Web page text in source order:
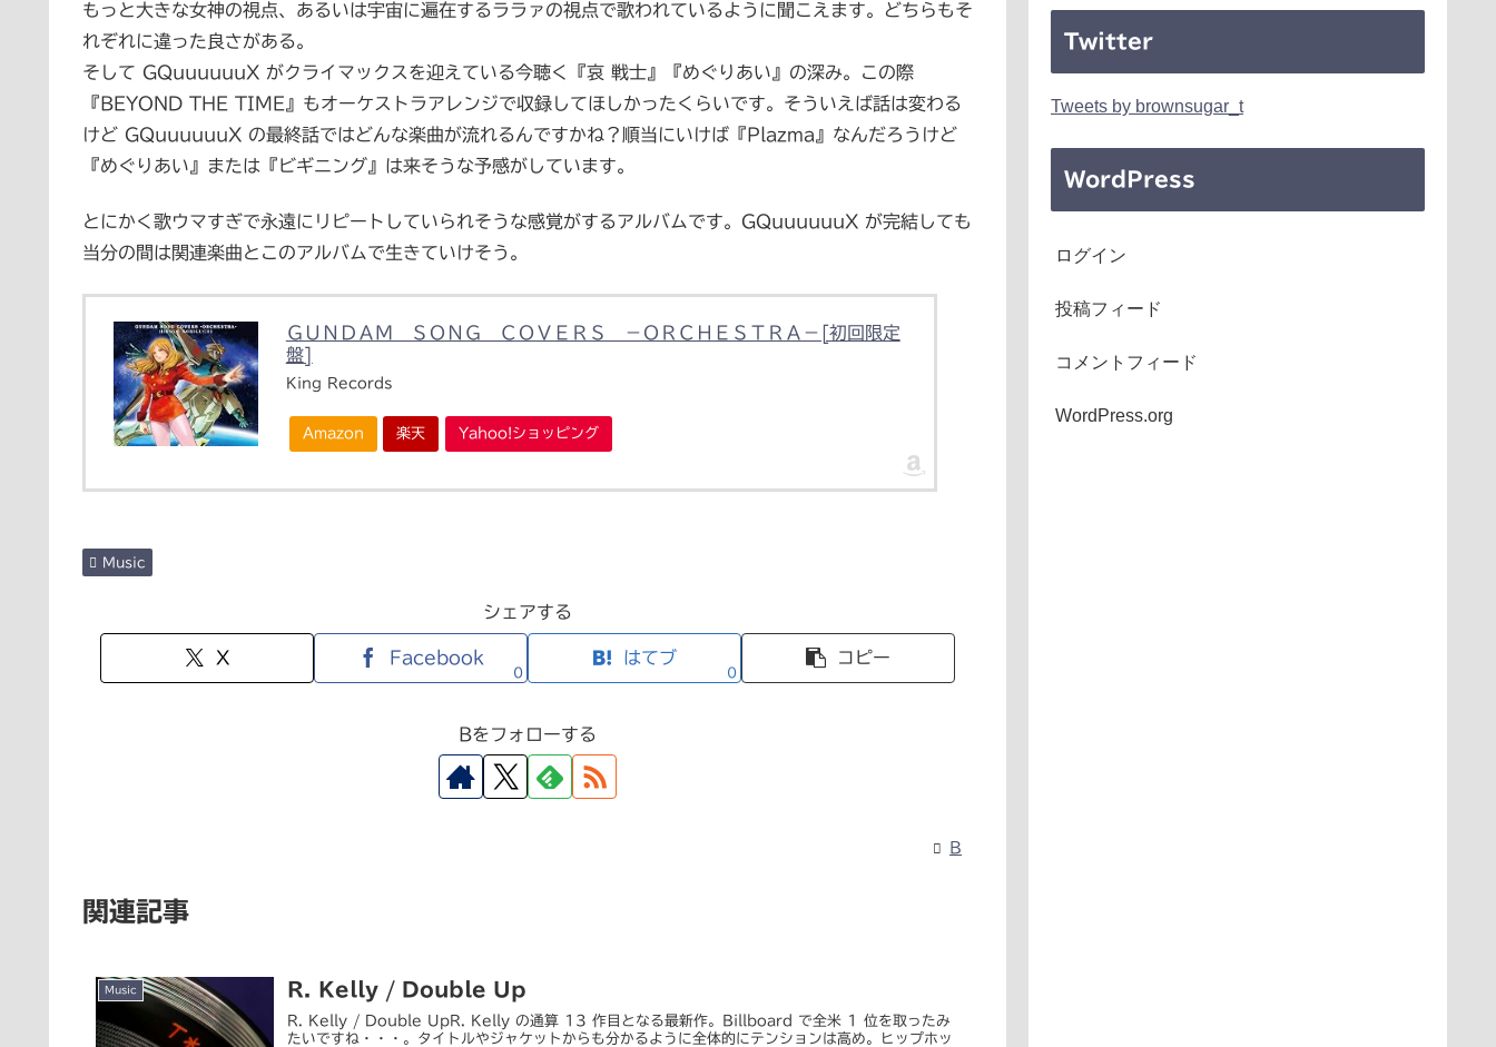
もっと大きな女神の視点、あるいは宇宙に遍在するララァの視点で歌われているように聞こえます。どちらもそ
れぞれに違った良さがある。
そして GQuuuuuuX がクライマックスを迎えている今聴く『哀 戦士』『めぐりあい』の深み。この際
『BEYOND THE TIME』もオーケストラアレンジで収録してほしかったくらいです。そういえば話は変わる
けど GQuuuuuuX の最終話ではどんな楽曲が流れるんですかね？順当にいけば『Plazma』なんだろうけど
『めぐりあい』または『ビギニング』は来そうな予感がしています。
とにかく歌ウマすぎで永遠にリピートしていられそうな感覚がするアルバムです。GQuuuuuuX が完結しても
当分の間は関連楽曲とこのアルバムで生きていけそう。
ＧＵＮＤＡＭ ＳＯＮＧ ＣＯＶＥＲＳ －ＯＲＣＨＥＳＴＲＡ－[初回限定
盤]
King Records
Amazon 楽天 Yahoo!ショッピング
Music
シェアする
X Facebook
0
はてブ
0
コピー
Bをフォローする
B
関連記事
Music R. Kelly / Double Up
R. Kelly / Double UpR. Kelly の通算 13 作目となる最新作。Billboard で全米 1 位を取ったみ
たいですね・・・。タイトルやジャケットからも分かるように全体的にテンションは高め。ヒップホッ
Twitter
Tweets by brownsugar_t
WordPress
ログイン
投稿フィード
コメントフィード
WordPress.org